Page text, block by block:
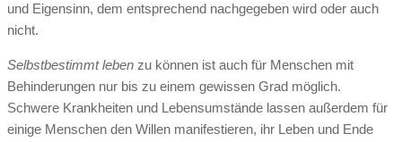
und Eigensinn, dem entsprechend nachgegeben wird oder auch
nicht.
Selbstbestimmt leben zu können ist auch für Menschen mit
Behinderungen nur bis zu einem gewissen Grad möglich.
Schwere Krankheiten und Lebensumstände lassen außerdem für
einige Menschen den Willen manifestieren, ihr Leben und Ende